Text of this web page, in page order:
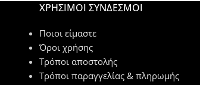
ΧΡΉΣΙΜΟΙ ΣΎΝΔΕΣΜΟΙ
Ποιοι είμαστε
Όροι χρήσης
Τρόποι αποστολής
Τρόποι παραγγελίας & πληρωμής